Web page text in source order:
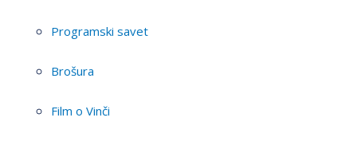
Programski savet
Brošura
Film o Vinči